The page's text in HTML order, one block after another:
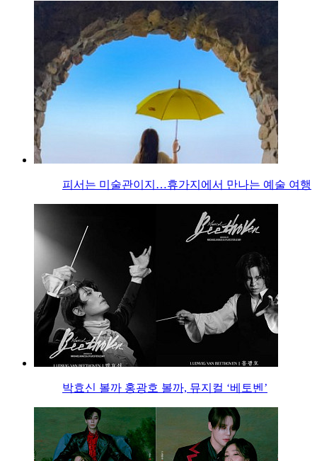
피서는 미술관이지…휴가지에서 만나는 예술 여행
박효신 볼까 홍광호 볼까, 뮤지컬 ‘베토벤’